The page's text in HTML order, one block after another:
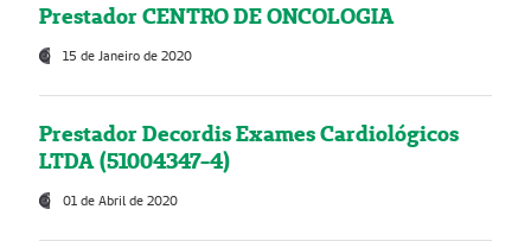
Prestador CENTRO DE ONCOLOGIA
15 de Janeiro de 2020
Prestador Decordis Exames Cardiológicos
LTDA (51004347-4)
01 de Abril de 2020